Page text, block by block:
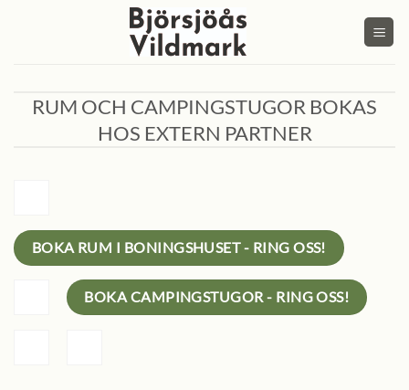
RUM OCH CAMPINGSTUGOR BOKAS
HOS EXTERN PARTNER
BOKA RUM I BONINGSHUSET - RING OSS!
BOKA CAMPINGSTUGOR - RING OSS!